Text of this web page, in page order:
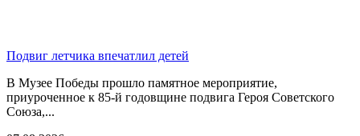
Подвиг летчика впечатлил детей
В Музее Победы прошло памятное мероприятие,
приуроченное к 85-й годовщине подвига Героя Советского
Союза,...